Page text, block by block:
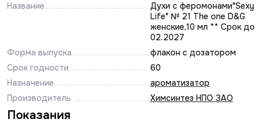
Название
Духи с феромонами"Sexy
Life" № 21 The one D&G
женские,10 мл ** Срок до
02.2027
Форма выпуска
флакон с дозатором
Срок годности
60
Назначение
ароматизатор
Производитель
Химсинтез НПО ЗАО
Показания